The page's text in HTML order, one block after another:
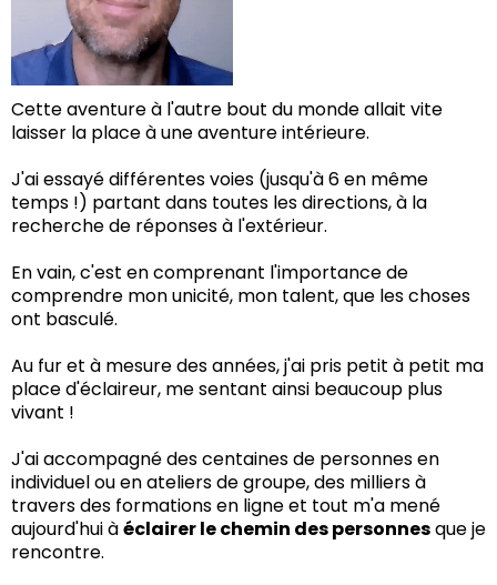
Cette aventure à l'autre bout du monde allait vite
laisser la place à une aventure intérieure.
J'ai essayé différentes voies (jusqu'à 6 en même
temps !) partant dans toutes les directions, à la
recherche de réponses à l'extérieur.
En vain, c'est en comprenant l'importance de
comprendre mon unicité, mon talent, que les choses
ont basculé.
Au fur et à mesure des années, j'ai pris petit à petit ma
place d'éclaireur, me sentant ainsi beaucoup plus
vivant !
J'ai accompagné des centaines de personnes en
individuel ou en ateliers de groupe, des milliers à
travers des formations en ligne et tout m'a mené
aujourd'hui àéclairer le chemin des personnesque je
rencontre.